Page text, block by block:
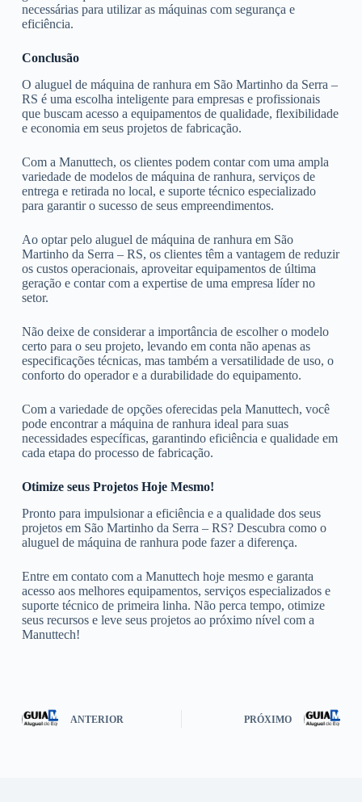
necessárias para utilizar as máquinas com segurança e
eficiência.
Conclusão
O aluguel de máquina de ranhura em São Martinho da Serra –
RS é uma escolha inteligente para empresas e profissionais
que buscam acesso a equipamentos de qualidade, flexibilidade
e economia em seus projetos de fabricação.
Com a Manuttech, os clientes podem contar com uma ampla
variedade de modelos de máquina de ranhura, serviços de
entrega e retirada no local, e suporte técnico especializado
para garantir o sucesso de seus empreendimentos.
Ao optar pelo aluguel de máquina de ranhura em São
Martinho da Serra – RS, os clientes têm a vantagem de reduzir
os custos operacionais, aproveitar equipamentos de última
geração e contar com a expertise de uma empresa líder no
setor.
Não deixe de considerar a importância de escolher o modelo
certo para o seu projeto, levando em conta não apenas as
especificações técnicas, mas também a versatilidade de uso, o
conforto do operador e a durabilidade do equipamento.
Com a variedade de opções oferecidas pela Manuttech, você
pode encontrar a máquina de ranhura ideal para suas
necessidades específicas, garantindo eficiência e qualidade em
cada etapa do processo de fabricação.
Otimize seus Projetos Hoje Mesmo!
Pronto para impulsionar a eficiência e a qualidade dos seus
projetos em São Martinho da Serra – RS? Descubra como o
aluguel de máquina de ranhura pode fazer a diferença.
Entre em contato com a Manuttech hoje mesmo e garanta
acesso aos melhores equipamentos, serviços especializados e
suporte técnico de primeira linha. Não perca tempo, otimize
seus recursos e leve seus projetos ao próximo nível com a
Manuttech!
ANTERIOR PRÓXIMO